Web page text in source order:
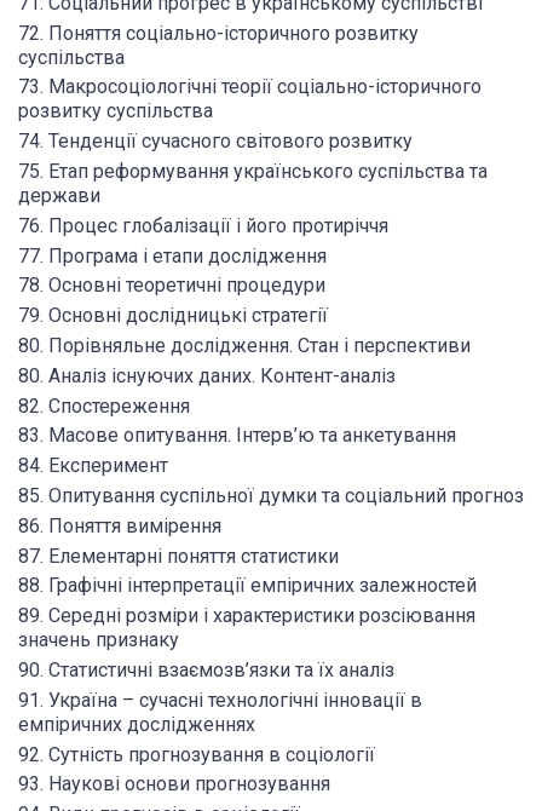
72. Поняття соціально-історичного розвитку
суспільства
73. Макросоціологічні теорії соціально-історичного
розвитку суспільства
74. Тенденції сучасного світового розвитку
75. Етап реформування українського суспільства та
держави
76. Процес глобалізації і його протиріччя
77. Програма і етапи дослідження
78. Основні теоретичні процедури
79. Основні дослідницькі стратегії
80. Порівняльне дослідження. Стан і перспективи
80. Аналіз існуючих даних. Контент-аналіз
82. Спостереження
83. Масове опитування. Інтерв’ю та анкетування
84. Експеримент
85. Опитування суспільної думки та соціальний прогноз
86. Поняття вимірення
87. Елементарні поняття статистики
88. Графічні інтерпретації емпіричних залежностей
89. Середні розміри і характеристики розсіювання
значень признаку
90. Статистичні взаємозв’язки та їх аналіз
91. Україна – сучасні технологічні інновації в
емпіричних дослідженнях
92. Сутність прогнозування в соціології
93. Наукові основи прогнозування